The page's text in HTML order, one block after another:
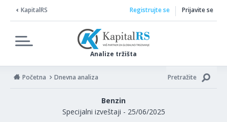
KapitalRS
Analize tržišta
Registrujte se Prijavite se
Početna Dnevna analiza Pretražite
Benzin
Specijalni izveštaji - 25/06/2025